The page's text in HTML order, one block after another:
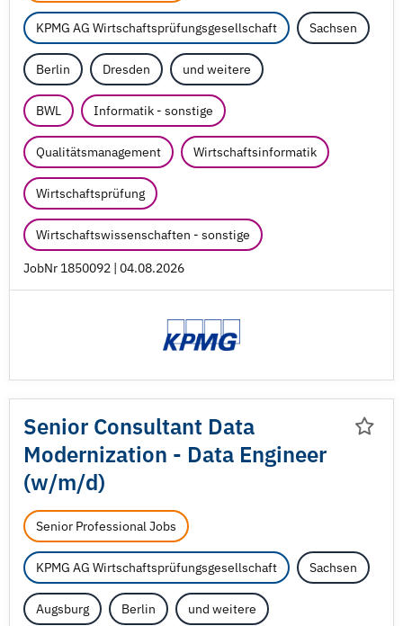
KPMG AG Wirtschaftsprüfungsgesellschaft Sachsen
Berlin Dresden und weitere
BWL Informatik - sonstige
Qualitätsmanagement Wirtschaftsinformatik
Wirtschaftsprüfung
Wirtschaftswissenschaften - sonstige
JobNr 1850092 | 04.08.2026
Senior Consultant Data
Modernization - Data Engineer
(w/m/d)
Senior Professional Jobs
KPMG AG Wirtschaftsprüfungsgesellschaft Sachsen
Augsburg Berlin und weitere